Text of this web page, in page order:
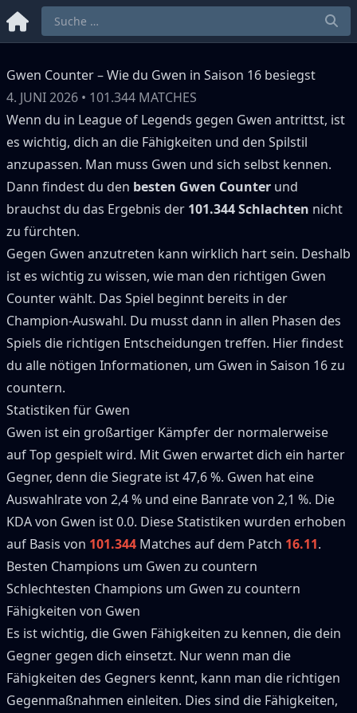
Gwen Counter – Wie du Gwen in Saison 16 besiegst
4. JUNI 2026 • 101.344 MATCHES
Wenn du in League of Legends gegen Gwen antrittst, ist
es wichtig, dich an die Fähigkeiten und den Spilstil
anzupassen. Man muss Gwen und sich selbst kennen.
Dann findest du den besten Gwen Counter und
brauchst du das Ergebnis der 101.344Schlachten nicht
zu fürchten.
Gegen Gwen anzutreten kann wirklich hart sein. Deshalb
ist es wichtig zu wissen, wie man den richtigen Gwen
Counter wählt. Das Spiel beginnt bereits in der
Champion-Auswahl. Du musst dann in allen Phasen des
Spiels die richtigen Entscheidungen treffen. Hier findest
du alle nötigen Informationen, um Gwen in Saison 16zu
countern.
Statistiken für Gwen
Gwen ist ein großartiger Kämpfer der normalerweise
aufTop gespielt wird. Mit Gwen erwartet dich ein harter
Gegner, denn die Siegrate ist47,6 %. Gwen hat eine
Auswahlrate von 2,4 % und eine Banrate von 2,1 %. Die
KDA von Gwen ist 0.0. Diese Statistiken wurden erhoben
auf Basis von 101.344 Matches auf dem Patch 16.11.
Besten Champions um Gwen zu countern
Schlechtesten Champions um Gwen zu countern
Fähigkeiten von Gwen
Es ist wichtig, die Gwen Fähigkeiten zu kennen, die dein
Gegner gegen dich einsetzt. Nur wenn man die
Fähigkeiten des Gegners kennt, kann man die richtigen
Gegenmaßnahmen einleiten. Dies sind die Fähigkeiten,